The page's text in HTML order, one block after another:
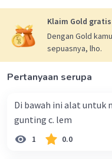
Klaim Gold
Dengan Gold
sepuasnya, lho.
Pertanyaan serupa
Di bawah ini alat untuk
gunting c. lem
1 0.0